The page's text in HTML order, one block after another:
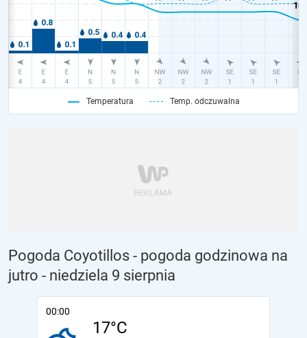
Temperatura Temp. odczuwalna
Pogoda Coyotillos - pogoda godzinowa na
jutro - niedziela 9 sierpnia
00:00
17°C